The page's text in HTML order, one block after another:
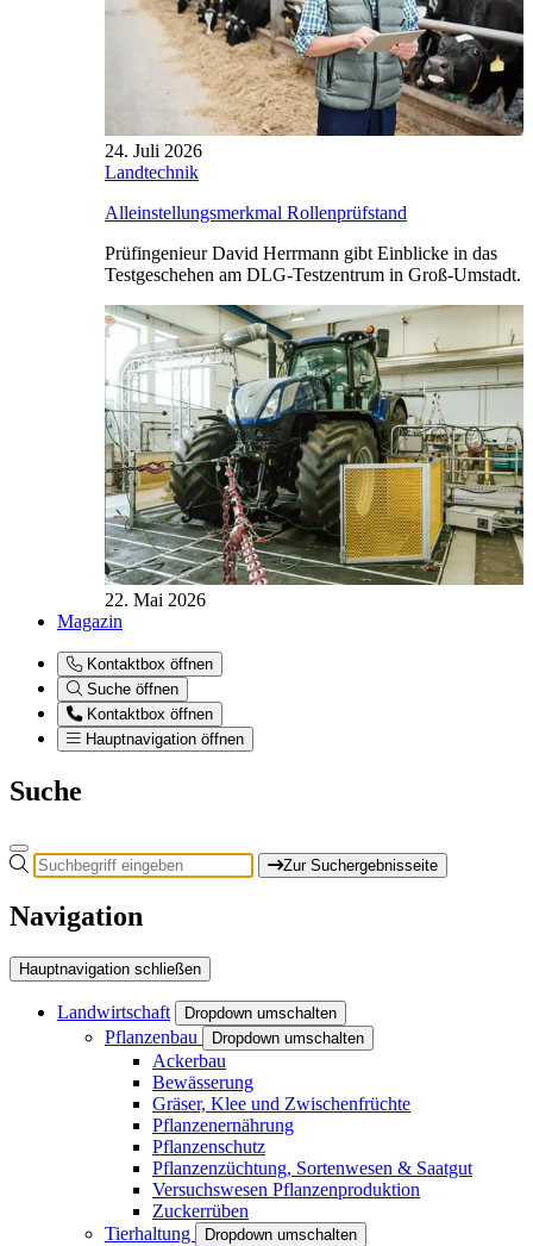
24. Juli 2026
Landtechnik
Alleinstellungsmerkmal Rollenprüfstand
Prüfingenieur David Herrmann gibt Einblicke in das
Testgeschehen am DLG-Testzentrum in Groß-Umstadt.
22. Mai 2026
Magazin
Kontaktbox öffnen
Suche öffnen
Kontaktbox öffnen
Hauptnavigation öffnen
Suche
Zur Suchergebnisseite
Navigation
Hauptnavigation schließen
Landwirtschaft Dropdown umschalten
Pflanzenbau Dropdown umschalten
Ackerbau
Bewässerung
Gräser, Klee und Zwischenfrüchte
Pflanzenernährung
Pflanzenschutz
Pflanzenzüchtung, Sortenwesen & Saatgut
Versuchswesen Pflanzenproduktion
Zuckerrüben
Tierhaltung
Dropdown umschalten